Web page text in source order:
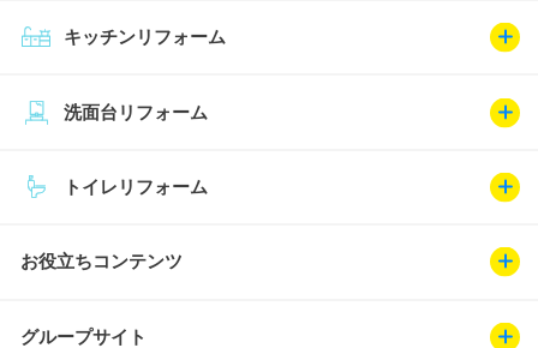
キッチンリフォーム
トイレリフォーム
洗面台リフォーム
お役立ちコンテンツ
グループサイト